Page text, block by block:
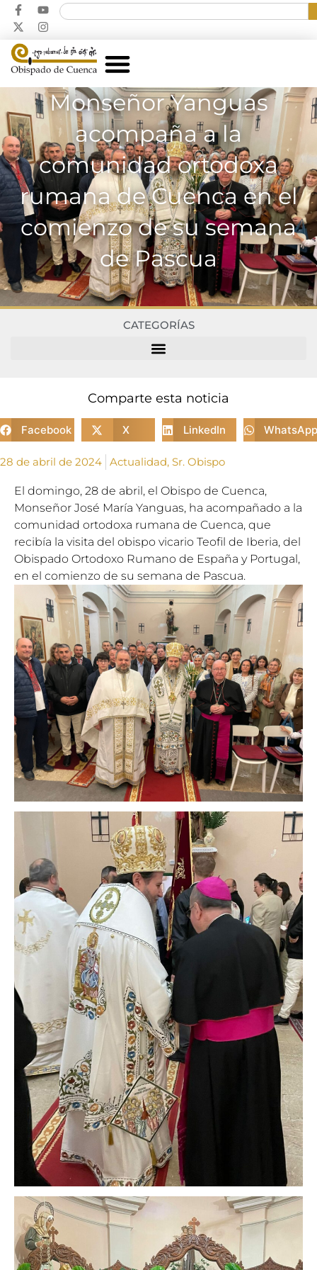
Monseñor Yanguas
acompaña a la
comunidad ortodoxa
rumana de Cuenca en el
comienzo de su semana
de Pascua
CATEGORÍAS
Comparte esta noticia
Facebook X LinkedIn WhatsApp
28 de abril de 2024 Actualidad, Sr. Obispo
El domingo, 28 de abril, el Obispo de Cuenca,
Monseñor José María Yanguas, ha acompañado a la
comunidad ortodoxa rumana de Cuenca, que
recibía la visita del obispo vicario Teofil de Iberia, del
Obispado Ortodoxo Rumano de España y Portugal,
en el comienzo de su semana de Pascua.